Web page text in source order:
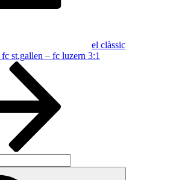
el clàssic
fc st.gallen – fc luzern 3:1